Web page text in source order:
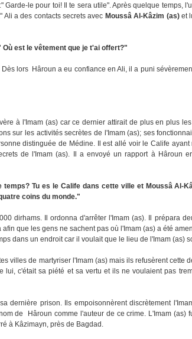
le pour toi! Il te sera utile". Après quelque temps,
a des contacts secrets avec Moussâ Al-Kâzim (as)et
Où est le vêtement que je t'ai offert?"
lors Hâroun a eu confiance en Ali, il a puni
à l'Imam (as) car ce dernier attirait de plus en plus
sur les activités secrètes de l'Imam (as); ses
distinguée de Médine. Il est allé voir le Calife
de l'Imam (as). Il a envoyé un rapport à Hâroun
Tu es le Calife dans cette ville et Moussâ Al-
coins du monde."
dirhams. Il ordonna d'arrêter l'Imam (as). Il prépara
que les gens ne sachent pas où l'Imam (as) a été
dans un endroit car il voulait que le lieu de l'Imam (as)
villes de martyriser l'Imam (as) mais ils refusèrent cette
c'était sa piété et sa vertu et ils ne voulaient pas
dernière prison. Ils empoisonnèrent discrètement
de Hâroun comme l'auteur de ce crime. L'Imam (as)
à Kâzimayn, près de Bagdad.